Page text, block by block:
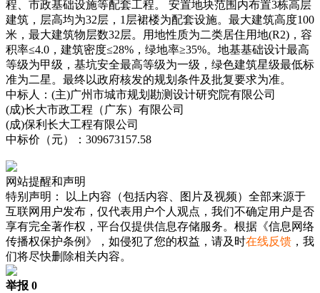
程、市政基础设施等配套工程。 安置地块范围内布置3栋高层
建筑，层高均为32层，1层裙楼为配套设施。最大建筑高度100
米，最大建筑物层数32层。用地性质为二类居住用地(R2)，容
积率≤4.0，建筑密度≤28%，绿地率≥35%。地基基础设计最高
等级为甲级，基坑安全最高等级为一级，绿色建筑星级最低标
准为二星。最终以政府核发的规划条件及批复要求为准。
中标人：(主)广州市城市规划勘测设计研究院有限公司
(成)长大市政工程（广东）有限公司
(成)保利长大工程有限公司
中标价（元）：309673157.58
网站提醒和声明
特别声明：
以上内容（包括内容、图片及视频）全部来源于
互联网用户发布，仅代表用户个人观点，我们不确定用户是否
享有完全著作权，平台仅提供信息存储服务。根据《信息网络
传播权保护条例》，如侵犯了您的权益，请及时在线反馈 ，我
们将尽快删除相关内容。
举报 0